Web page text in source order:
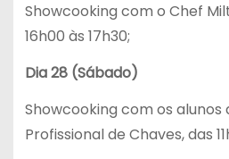
Showcooking com o Chef
16h00 às 17h30;
Dia 28 (Sábado)
Showcooking com os alunos
Profissional de Chaves, das